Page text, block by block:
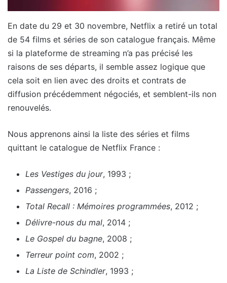
En date du 29 et 30 novembre, Netflix a retiré un total
de 54 films et séries de son catalogue français. Même
si la plateforme de streaming n’a pas précisé les
raisons de ses départs, il semble assez logique que
cela soit en lien avec des droits et contrats de
diffusion précédemment négociés, et semblent-ils non
renouvelés.
Nous apprenons ainsi la liste des séries et films
quittant le catalogue de Netflix France :
Les Vestiges du jour, 1993 ;
Passengers, 2016 ;
Total Recall : Mémoires programmées, 2012 ;
Délivre-nous du mal, 2014 ;
Le Gospel du bagne, 2008 ;
Terreur point com, 2002 ;
La Liste de Schindler, 1993 ;